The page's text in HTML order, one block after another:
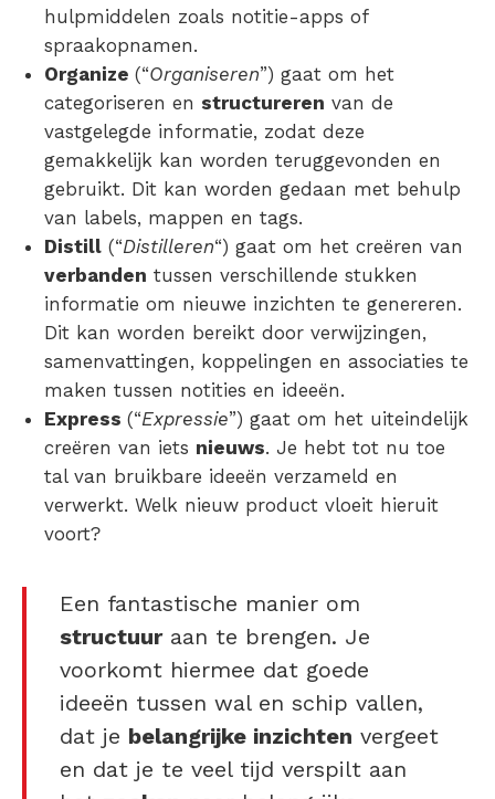
hulpmiddelen zoals notitie-apps of
spraakopnamen.
Organize (“Organiseren”) gaat om het
categoriseren en structureren van de
vastgelegde informatie, zodat deze
gemakkelijk kan worden teruggevonden en
gebruikt. Dit kan worden gedaan met behulp
van labels, mappen en tags.
Distill (“Distilleren“) gaat om het creëren van
verbanden tussen verschillende stukken
informatie om nieuwe inzichten te genereren.
Dit kan worden bereikt door verwijzingen,
samenvattingen, koppelingen en associaties te
maken tussen notities en ideeën.
Express (“Expressie”) gaat om het uiteindelijk
creëren van iets nieuws. Je hebt tot nu toe
tal van bruikbare ideeën verzameld en
verwerkt. Welk nieuw product vloeit hieruit
voort?
Een fantastische manier om
structuuraan te brengen. Je
voorkomt hiermee dat goede
ideeën tussen wal en schip vallen,
dat je belangrijke inzichten vergeet
en dat je te veel tijd verspilt aan